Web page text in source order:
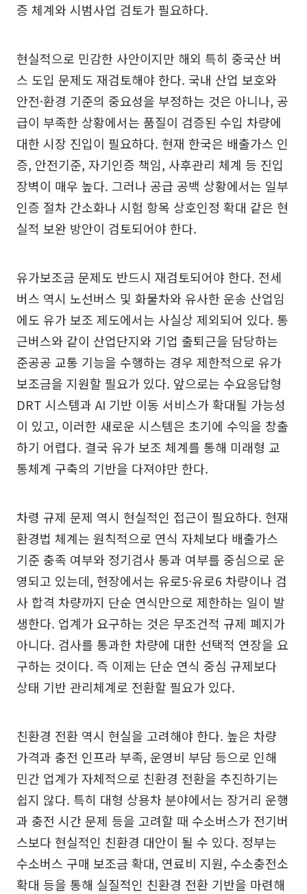
증 체계와 시범사업 검토가 필요하다.
현실적으로 민감한 사안이지만 해외 특히 중국산 버
스 도입 문제도 재검토해야 한다. 국내 산업 보호와
안전·환경 기준의 중요성을 부정하는 것은 아니나, 공
급이 부족한 상황에서는 품질이 검증된 수입 차량에
대한 시장 진입이 필요하다. 현재 한국은 배출가스 인
증, 안전기준, 자기인증 책임, 사후관리 체계 등 진입
장벽이 매우 높다. 그러나 공급 공백 상황에서는 일부
인증 절차 간소화나 시험 항목 상호인정 확대 같은 현
실적 보완 방안이 검토되어야 한다.
유가보조금 문제도 반드시 재검토되어야 한다. 전세
버스 역시 노선버스 및 화물차와 유사한 운송 산업임
에도 유가 보조 제도에서는 사실상 제외되어 있다. 통
근버스와 같이 산업단지와 기업 출퇴근을 담당하는
준공공 교통 기능을 수행하는 경우 제한적으로 유가
보조금을 지원할 필요가 있다. 앞으로는 수요응답형
DRT 시스템과 AI 기반 이동 서비스가 확대될 가능성
이 있고, 이러한 새로운 시스템은 초기에 수익을 창출
하기 어렵다. 결국 유가 보조 체계를 통해 미래형 교
통체계 구축의 기반을 다져야만 한다.
차령 규제 문제 역시 현실적인 접근이 필요하다. 현재
환경법 체계는 원칙적으로 연식 자체보다 배출가스
기준 충족 여부와 정기검사 통과 여부를 중심으로 운
영되고 있는데, 현장에서는 유로5·유로6 차량이나 검
사 합격 차량까지 단순 연식만으로 제한하는 일이 발
생한다. 업계가 요구하는 것은 무조건적 규제 폐지가
아니다. 검사를 통과한 차량에 대한 선택적 연장을 요
구하는 것이다. 즉 이제는 단순 연식 중심 규제보다
상태 기반 관리체계로 전환할 필요가 있다.
친환경 전환 역시 현실을 고려해야 한다. 높은 차량
가격과 충전 인프라 부족, 운영비 부담 등으로 인해
민간 업계가 자체적으로 친환경 전환을 추진하기는
쉽지 않다. 특히 대형 상용차 분야에서는 장거리 운행
과 충전 시간 문제 등을 고려할 때 수소버스가 전기버
스보다 현실적인 친환경 대안이 될 수 있다. 정부는
수소버스 구매 보조금 확대, 연료비 지원, 수소충전소
확대 등을 통해 실질적인 친환경 전환 기반을 마련해